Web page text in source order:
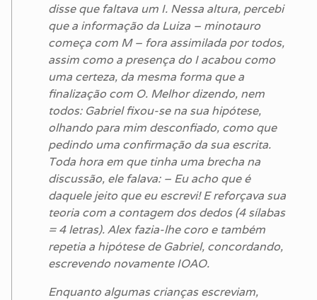
disse que faltava um I. Nessa altura, percebi
que a informação da Luiza – minotauro
começa com M – fora assimilada por todos,
assim como a presença do I acabou como
uma certeza, da mesma forma que a
finalização com O. Melhor dizendo, nem
todos: Gabriel fixou-se na sua hipótese,
olhando para mim desconfiado, como que
pedindo uma confirmação da sua escrita.
Toda hora em que tinha uma brecha na
discussão, ele falava: – Eu acho que é
daquele jeito que eu escrevi! E reforçava sua
teoria com a contagem dos dedos (4 sílabas
= 4 letras). Alex fazia-lhe coro e também
repetia a hipótese de Gabriel, concordando,
escrevendo novamente IOAO.
Enquanto algumas crianças escreviam,